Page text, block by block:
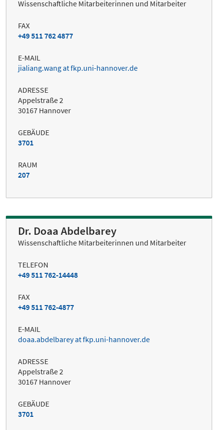
Wissenschaftliche Mitarbeiterinnen und Mitarbeiter
FAX
+49 511 762 4877
E-MAIL
jialiang.wang at fkp.uni-hannover.de
ADRESSE
Appelstraße 2
30167 Hannover
GEBÄUDE
3701
RAUM
207
Dr. Doaa Abdelbarey
Wissenschaftliche Mitarbeiterinnen und Mitarbeiter
TELEFON
+49 511 762-14448
FAX
+49 511 762-4877
E-MAIL
doaa.abdelbarey at fkp.uni-hannover.de
ADRESSE
Appelstraße 2
30167 Hannover
GEBÄUDE
3701